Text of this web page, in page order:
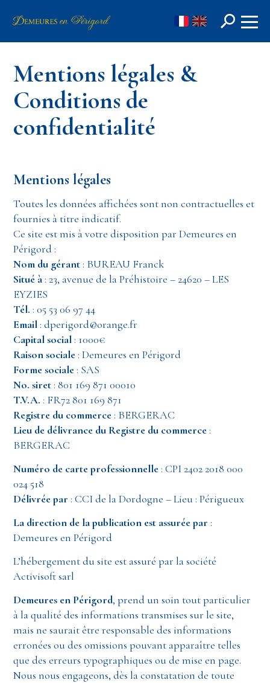
FR EN
Rechercher
Mentions légales &
Conditions de
confidentialité
Mentions légales
Toutes les données affichées sont non contractuelles et
fournies à titre indicatif.
Ce site est mis à votre disposition par Demeures en
Périgord :
Nom du gérant: BUREAU Franck
Situé à: 23, avenue de la Préhistoire – 24620 – LES
EYZIES
Tél. : 05 53 06 97 44
Email: dperigord@orange.fr
Capital social: 1000€
Raison sociale: Demeures en Périgord
Forme sociale: SAS
No. siret: 801 169 871 00010
T.V.A. : FR72 801 169 871
Registre du commerce: BERGERAC
Lieu de délivrance du Registre du commerce:
BERGERAC
Numéro de carte professionnelle: CPI 2402 2018 000
024 518
Délivrée par : CCI de la Dordogne – Lieu : Périgueux
La direction de la publication est assurée par :
Demeures en Périgord
L’hébergement du site est assuré par la société
Activisoft sarl
Demeures en Périgord, prend un soin tout particulier
à la qualité des informations transmises sur le site,
mais ne saurait être responsable des informations
erronées ou des omissions pouvant apparaître telles
que des erreurs typographiques ou de mise en page.
Nous nous engageons, dès la constatation de toute